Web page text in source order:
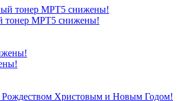
тонер MPT5 снижены!